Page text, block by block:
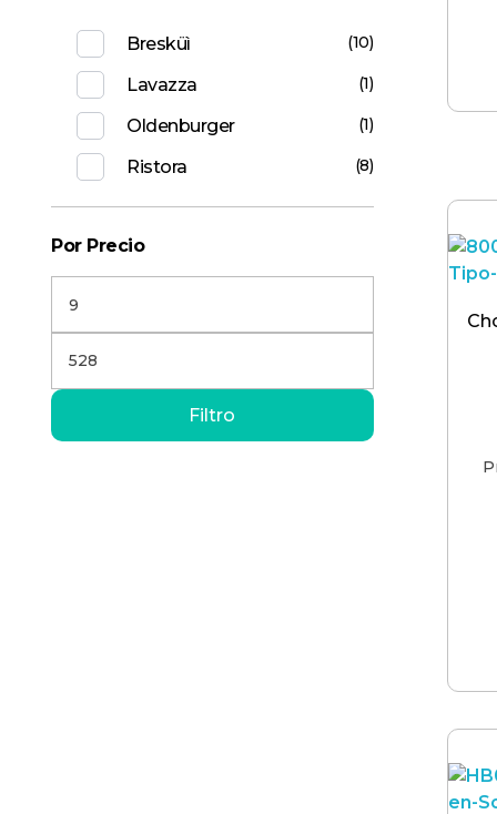
Bresküì (10)
Lavazza (1)
Oldenburger (1)
Ristora (8)
Por Precio
Filtro